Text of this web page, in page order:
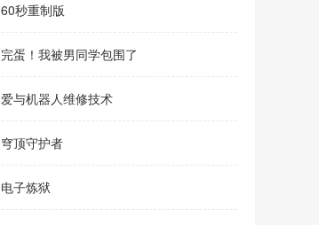
60秒重制版
完蛋！我被男同学包围了
爱与机器人维修技术
穹顶守护者
电子炼狱